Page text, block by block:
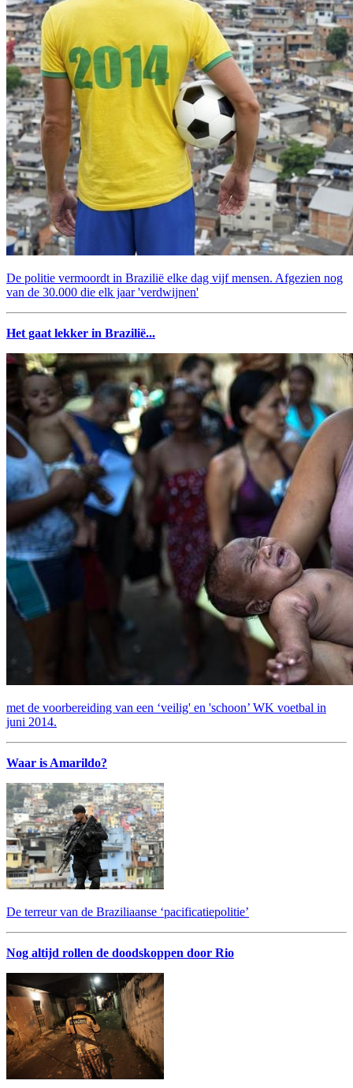
De politie vermoordt in Brazilië elke dag vijf mensen. Afgezien nog
van de 30.000 die elk jaar 'verdwijnen'
Het gaat lekker in Brazilië...
met de voorbereiding van een ‘veilig' en 'schoon’ WK voetbal in
juni 2014.
Waar is Amarildo?
De terreur van de Braziliaanse ‘pacificatiepolitie’
Nog altijd rollen de doodskoppen door Rio